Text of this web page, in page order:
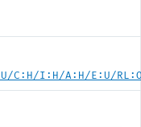
C:H/I:H/A:H/E:U/